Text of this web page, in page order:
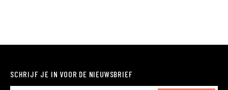
SCHRIJF JE IN VOOR DE NIEUWSBRIEF